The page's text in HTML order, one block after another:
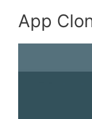
App